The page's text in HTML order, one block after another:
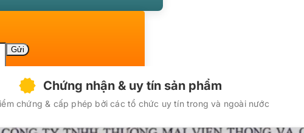
Chứng nhận & uy tín sản phẩm
chứng & cấp phép bởi các tổ chức uy tín trong và ngoài nước